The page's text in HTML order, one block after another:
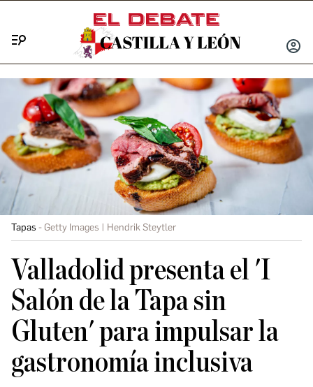
INICIAR
Tapas Getty Images | Hendrik Steytler
Valladolid presenta el 'I
Salón de la Tapa sin
Gluten' para impulsar la
gastronomía inclusiva